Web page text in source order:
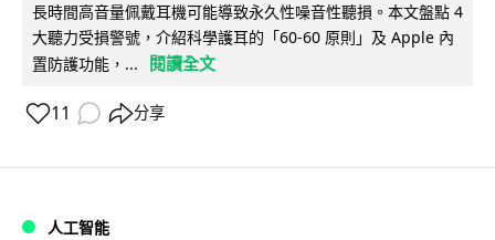
長時間高音量佩戴耳機可能導致永久性噪音性聽損。本文盤點 4
大聽力受損警號，介紹科學護耳的「60-60 原則」及 Apple 內
置防護功能，...
閱讀全文
11 分享
人工智能